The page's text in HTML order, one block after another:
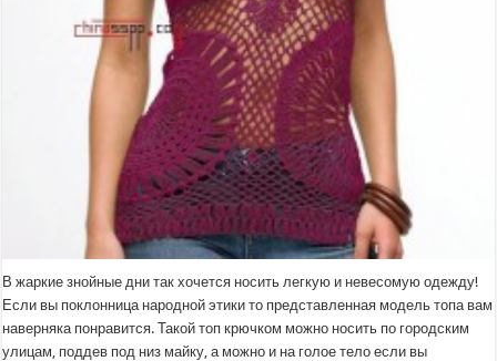
В жаркие знойные дни так хочется носить легкую и невесомую одежду!
Если вы поклонница народной этики то представленная модель топа вам
наверняка понравится. Такой топ крючком можно носить по городским
улицам, поддев под низ майку, а можно и на голое тело если вы